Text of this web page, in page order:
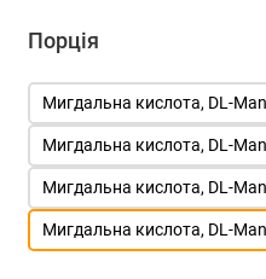
Порція
Мигдальна кислота, DL-
Мигдальна кислота, DL-
Мигдальна кислота, DL-
Мигдальна кислота, DL-